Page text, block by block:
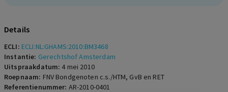
Details
ECLI: ECLI:NL:GHAMS:2010:BM3468
Instantie: Gerechtshof Amsterdam
Uitspraakdatum: 4 mei 2010
Roepnaam: FNV Bondgenoten c.s./HTM, GvB en RET
Referentienummer: AR-2010-0401